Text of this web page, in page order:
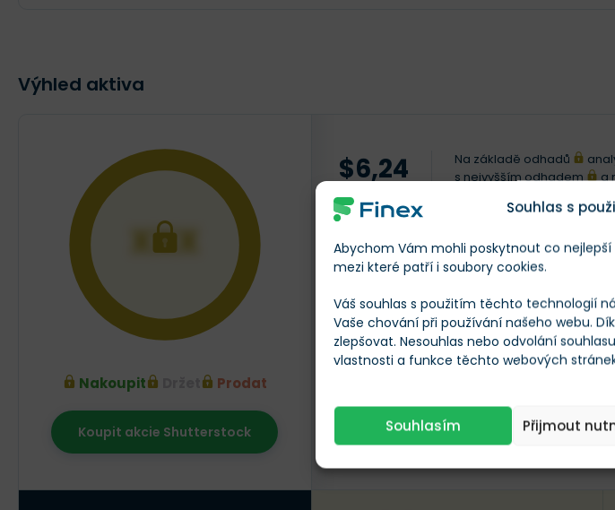
Souhlas s
Abychom Vám mohli poskytnout co
mezi které patří i soubory cookies.
Váš souhlas s použitím těchto technologií
Vaše chování při používání našeho webu.
zlepšovat. Nesouhlas nebo odvolání
vlastnosti a funkce těchto webových
Souhlasím Přijmout
Výhled aktiva
XXX
Nakoupit Prodat
Koupit akcie Shutterstock
$6,24
AKTUÁLNÍ CENA
Na základě odhadů
s nejvyšším odhadem
a
Posl. 12 měs.
Srpen 2025